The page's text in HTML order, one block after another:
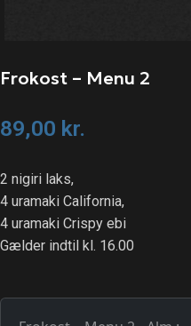
Frokost – Menu 2
89,00 kr.
2 nigiri laks,
4 uramaki California,
4 uramaki Crispy ebi
Gælder indtil kl. 16.00